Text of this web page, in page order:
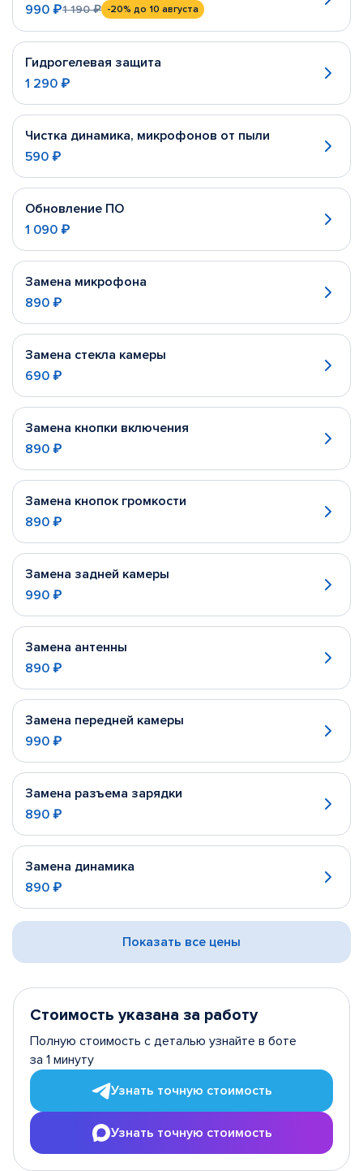
990 ₽1 190 ₽ -20% до 10 августа
Гидрогелевая защита
1 290 ₽
Чистка динамика, микрофонов от пыли
590 ₽
Обновление ПО
1 090 ₽
Замена микрофона
890 ₽
Замена стекла камеры
690 ₽
Замена кнопки включения
890 ₽
Замена кнопок громкости
890 ₽
Замена задней камеры
990 ₽
Замена антенны
890 ₽
Замена передней камеры
990 ₽
Замена разъема зарядки
890 ₽
Замена динамика
890 ₽
Показать все цены
Стоимость указана за работу
Полную стоимость с деталью узнайте в боте
за 1 минуту
Узнать точную стоимость
Узнать точную стоимость